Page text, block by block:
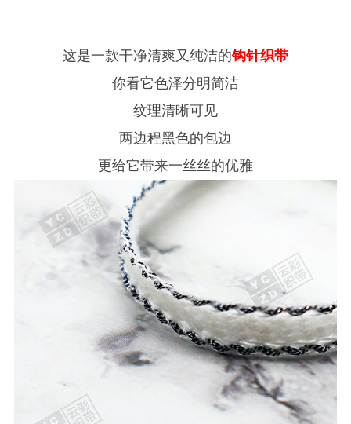
这是一款干净清爽又纯洁的钩针织带
你看它色泽分明简洁
纹理清晰可见
两边程黑色的包边
更给它带来一丝丝的优雅